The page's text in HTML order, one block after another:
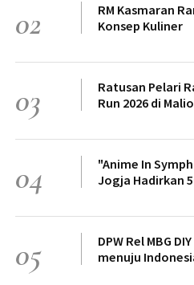
02
RM Kasmaran
Konsep Kuliner
03
Ratusan Pelari
Run 2026 di
04
"Anime In
Jogja Hadirkan
05
DPW Rel MBG
menuju